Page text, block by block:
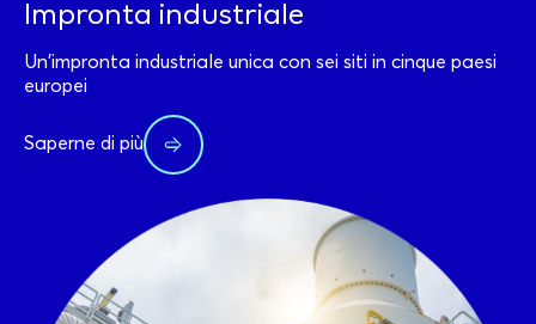
Impronta industriale
Un'impronta industriale unica con sei siti in cinque paesi
europei
Saperne di più